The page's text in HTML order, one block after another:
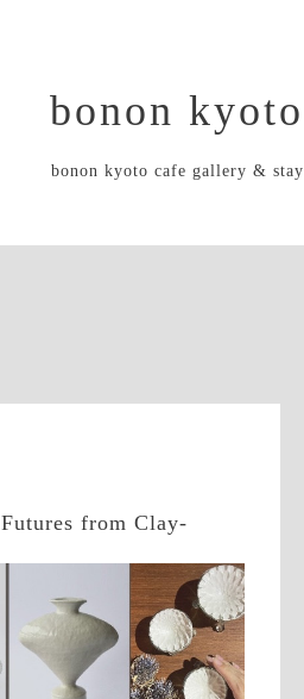
bonon kyoto
bonon kyoto cafe gallery & stay
from Clay-